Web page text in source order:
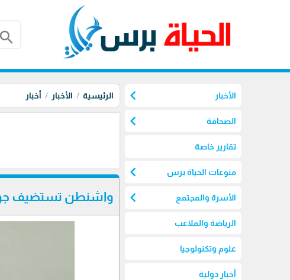
search
الأخبار chevron_left
الصحافة chevron_left
تقارير خاصة
منوعات الحياة برس chevron_left
الأسرة والمجتمع chevron_left
الرياضة والملاعب
علوم وتكنولوجيا
أخبار دولية
الرئيسية الأخبار أخبار
واشنطن تستضيف جولة